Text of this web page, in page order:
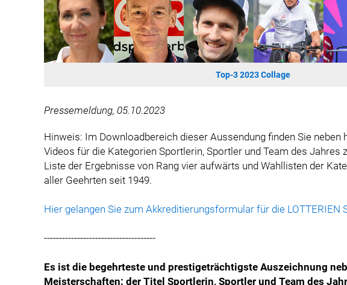
Top-3 2023 Collage
Pressemeldung, 05.10.2023
Hinweis: Im Downloadbereich dieser Aussendung finden Sie neben
Videos für die Kategorien Sportlerin, Sportler und Team des Jahres
Liste der Ergebnisse von Rang vier aufwärts und Wahllisten der
aller Geehrten seit 1949.
Hier gelangen Sie zum Akkreditierungsformular für die LOTTERIEN
-------------------------------------
Es ist die begehrteste und prestigeträchtigste Auszeichnung
Meisterschaften: der Titel Sportlerin, Sportler und Team des